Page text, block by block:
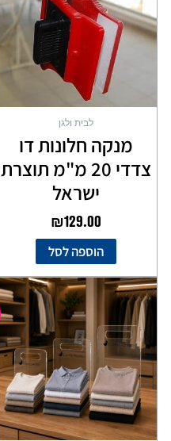
לבית ולגן
מנקה חלונות דו
צדדי 20 מ"מ תוצרת
ישראל
₪129.00
הוספה לסל